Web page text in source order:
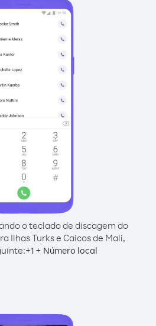
o teclado de discagem do
Ilhas Turks e Caicos de Mali,
+1 + Número local